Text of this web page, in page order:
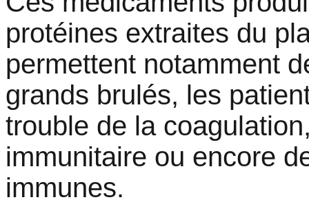
protéines extraites du
permettent notamment
grands brulés, les
trouble de la
immunitaire ou encore
immunes.